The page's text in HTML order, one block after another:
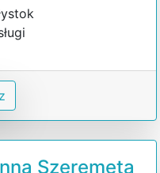
Szeremeta